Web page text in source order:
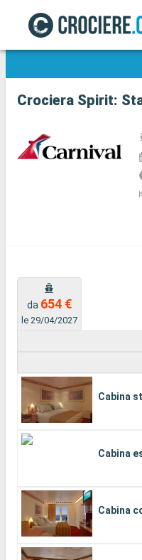
Mostra le altre 32 foto
Crociera Spirit:
da 654 €
le 29/04/2027
Cabina
Cabina
Cabina